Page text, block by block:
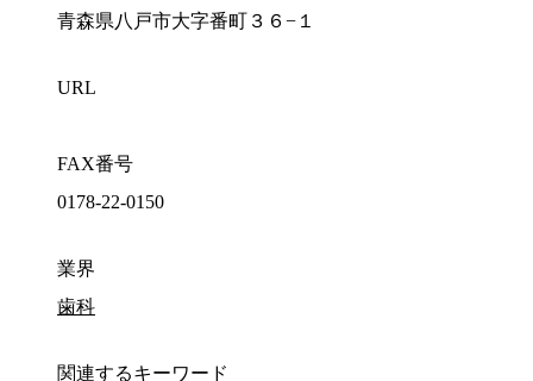
青森県八戸市大字番町３６−１
URL
FAX番号
0178-22-0150
業界
歯科
関連するキーワード